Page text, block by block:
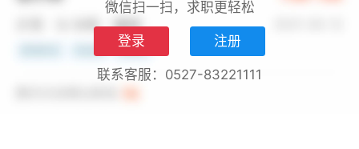
微信扫一扫，求职更轻松
登录 注册
联系客服：0527-83221111